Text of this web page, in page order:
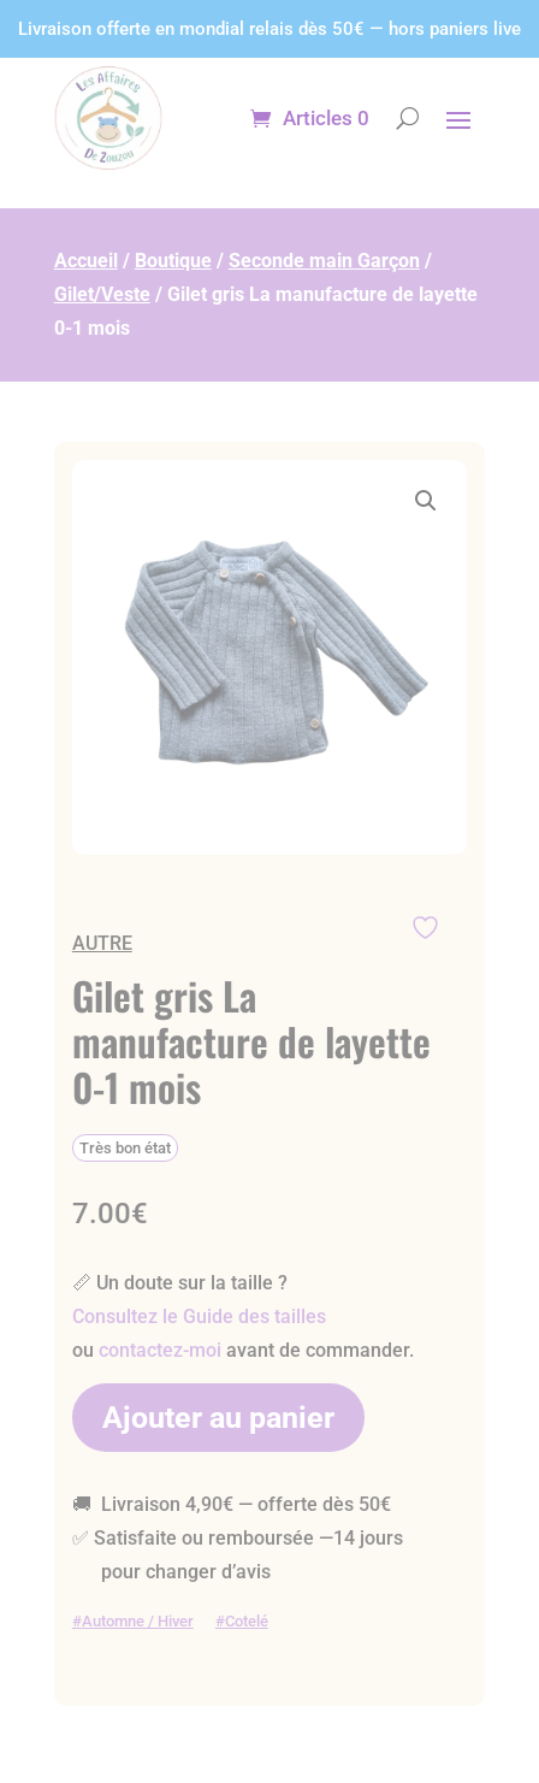
Livraison offerte en mondial relais dès 50€ — hors paniers live
Articles 0
Accueil / Boutique / Seconde main Garçon /
Gilet/Veste / Gilet gris La manufacture de layette
0-1 mois
AUTRE
Gilet gris La
manufacture de layette
0-1 mois
Très bon état
7.00€
📏 Un doute sur la taille ?
Consultez le Guide des tailles
ou contactez-moi avant de commander.
Ajouter au panier
🚚 Livraison 4,90€ — offerte dès 50€
✅ Satisfaite ou remboursée —14 jours
pour changer d’avis
Automne / Hiver Cotelé
Panneau de gestion des cookies